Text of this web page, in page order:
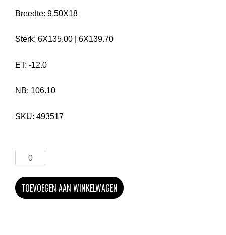
Breedte: 9.50X18
Sterk: 6X135.00 6X139.70
ET: -12.0
NB: 106.10
SKU: 493517
TOEVOEGEN AAN WINKELWAGEN